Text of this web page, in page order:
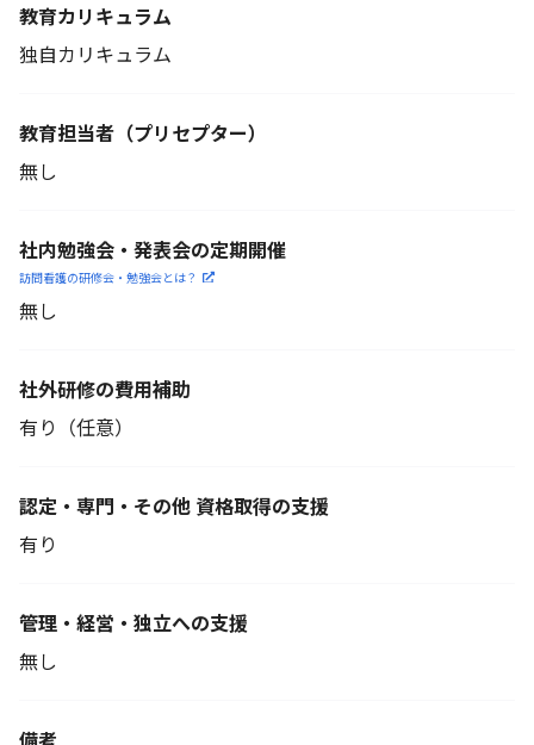
教育カリキュラム
独自カリキュラム
教育担当者 （プリセプター）
無し
社内勉強会・発表会の定期開催
訪問看護の研修会・勉強会とは？
無し
社外研修の費用補助
有り（任意）
認定・専門・その他 資格取得の支援
有り
管理・経営・独立への支援
無し
備考